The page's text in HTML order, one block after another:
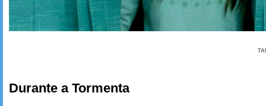
Durante a Tormenta